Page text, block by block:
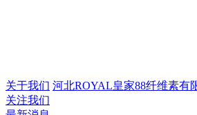
关于我们 河北ROYAL皇家88纤维素有
关注我们